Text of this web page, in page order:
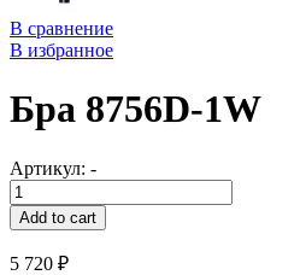
В сравнение
В избранное
Бра 8756D-1W
Артикул: -
Бра
8756D-
1W
quantity
Add to cart
5 720 ₽